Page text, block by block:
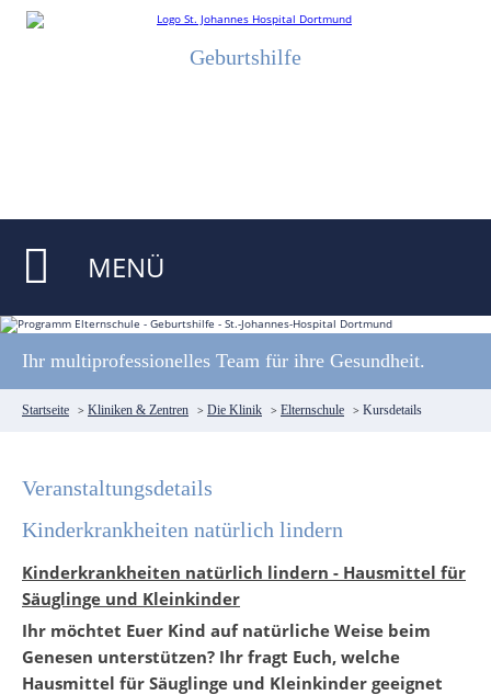
Geburtshilfe
MENÜ
Ihr multiprofessionelles Team für ihre Gesundheit.
Startseite > Kliniken & Zentren > Die Klinik > Elternschule > Kursdetails
Veranstaltungsdetails
Kinderkrankheiten natürlich lindern
Kinderkrankheiten natürlich lindern - Hausmittel für
Säuglinge und Kleinkinder
Ihr möchtet Euer Kind auf natürliche Weise beim
Genesen unterstützen? Ihr fragt Euch, welche
Hausmittel für Säuglinge und Kleinkinder geeignet